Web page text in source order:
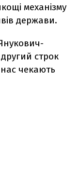
механізму
держави.
строк
чекають